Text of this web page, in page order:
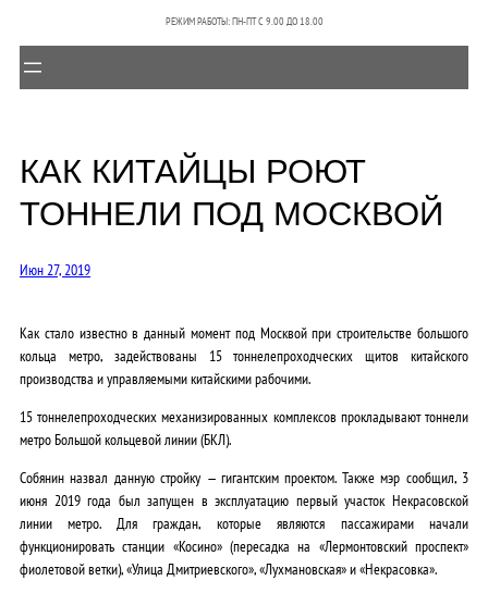
РЕЖИМ РАБОТЫ: ПН-ПТ C 9.00 ДО 18.00
КАК КИТАЙЦЫ РОЮТ
ТОННЕЛИ ПОД МОСКВОЙ
Июн 27, 2019
Как стало известно в данный момент под Москвой при строительстве большого
кольца метро, задействованы 15 тоннелепроходческих щитов китайского
производства и управляемыми китайскими рабочими.
15 тоннелепроходческих механизированных комплексов прокладывают тоннели
метро Большой кольцевой линии (БКЛ).
Собянин назвал данную стройку — гигантским проектом. Также мэр сообщил, 3
июня 2019 года был запущен в эксплуатацию первый участок Некрасовской
линии метро. Для граждан, которые являются пассажирами начали
функционировать станции «Косино» (пересадка на «Лермонтовский проспект»
фиолетовой ветки), «Улица Дмитриевского», «Лухмановская» и «Некрасовка».